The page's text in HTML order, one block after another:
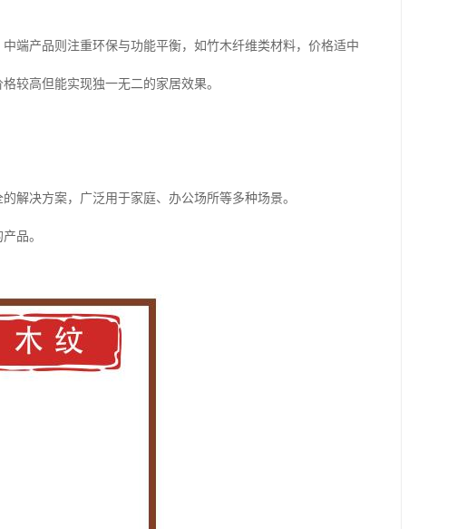
端产品则注重环保与功能平衡，如竹木纤维类材料，价格适中
较高但能实现独一无二的家居效果。
解决方案，广泛用于家庭、办公场所等多种场景。
品。